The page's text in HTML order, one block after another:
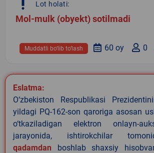
priority_high Lot holati:
Mol-mulk (obyekt) sotilmadi
0
60 oy
Muddatli bo‘lib to‘lash
Eslatma:
O‘zbekiston Respublikasi
yildagi PQ-162-son qaroriga asosan
o‘tkaziladigan elektron onlayn-
jarayonida, ishtirokchilar
qadamdan boshlab shaxsiy